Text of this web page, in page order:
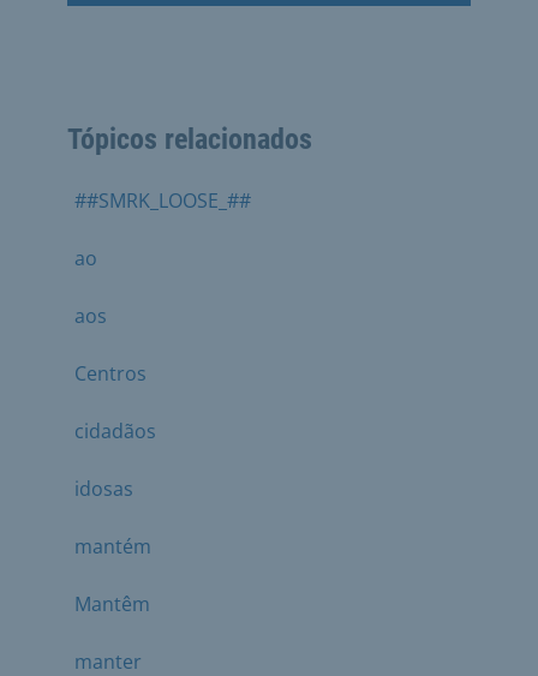
Tópicos relacionados
##SMRK_LOOSE_##
ao
aos
Centros
cidadãos
idosas
mantém
Mantêm
manter